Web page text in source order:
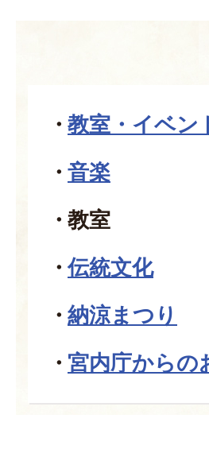
教室・イベン
音楽
教室
伝統文化
納涼まつり
宮内庁からの